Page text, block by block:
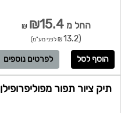
החל מ₪15.4
₪
(13.2 ₪ לפני מע"מ)
לפרטים נוספים
תיק ציור תפור מפוליפרופילן